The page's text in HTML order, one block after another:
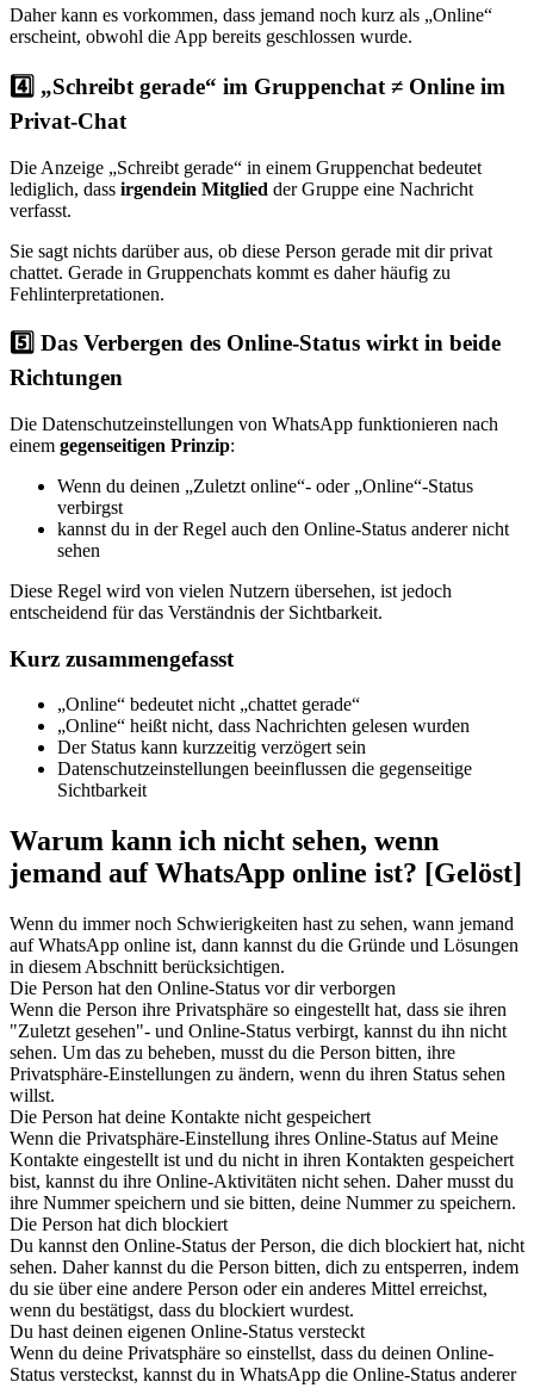
Daher kann es vorkommen, dass jemand noch kurz als „Online“
erscheint, obwohl die App bereits geschlossen wurde.
4️⃣ „Schreibt gerade“ im Gruppenchat ≠ Online im
Privat-Chat
Die Anzeige „Schreibt gerade“ in einem Gruppenchat bedeutet
lediglich, dass irgendein Mitglied der Gruppe eine Nachricht
verfasst.
Sie sagt nichts darüber aus, ob diese Person gerade mit dir privat
chattet. Gerade in Gruppenchats kommt es daher häufig zu
Fehlinterpretationen.
5️⃣ Das Verbergen des Online-Status wirkt in beide
Richtungen
Die Datenschutzeinstellungen von WhatsApp funktionieren nach
einem gegenseitigen Prinzip:
Wenn du deinen „Zuletzt online“- oder „Online“-Status
verbirgst
kannst du in der Regel auch den Online-Status anderer nicht
sehen
Diese Regel wird von vielen Nutzern übersehen, ist jedoch
entscheidend für das Verständnis der Sichtbarkeit.
Kurz zusammengefasst
„Online“ bedeutet nicht „chattet gerade“
„Online“ heißt nicht, dass Nachrichten gelesen wurden
Der Status kann kurzzeitig verzögert sein
Datenschutzeinstellungen beeinflussen die gegenseitige
Sichtbarkeit
Warum kann ich nicht sehen, wenn
jemand auf WhatsApp online ist? [Gelöst]
Wenn du immer noch Schwierigkeiten hast zu sehen, wann jemand
auf WhatsApp online ist, dann kannst du die Gründe und Lösungen
in diesem Abschnitt berücksichtigen.
Die Person hat den Online-Status vor dir verborgen
Wenn die Person ihre Privatsphäre so eingestellt hat, dass sie ihren
"Zuletzt gesehen"- und Online-Status verbirgt, kannst du ihn nicht
sehen. Um das zu beheben, musst du die Person bitten, ihre
Privatsphäre-Einstellungen zu ändern, wenn du ihren Status sehen
willst.
Die Person hat deine Kontakte nicht gespeichert
Wenn die Privatsphäre-Einstellung ihres Online-Status auf Meine
Kontakte eingestellt ist und du nicht in ihren Kontakten gespeichert
bist, kannst du ihre Online-Aktivitäten nicht sehen. Daher musst du
ihre Nummer speichern und sie bitten, deine Nummer zu speichern.
Die Person hat dich blockiert
Du kannst den Online-Status der Person, die dich blockiert hat, nicht
sehen. Daher kannst du die Person bitten, dich zu entsperren, indem
du sie über eine andere Person oder ein anderes Mittel erreichst,
wenn du bestätigst, dass du blockiert wurdest.
Du hast deinen eigenen Online-Status versteckt
Wenn du deine Privatsphäre so einstellst, dass du deinen Online-
Status versteckst, kannst du in WhatsApp die Online-Status anderer